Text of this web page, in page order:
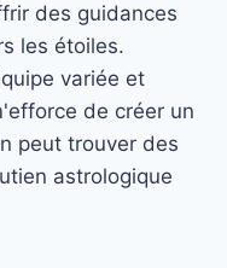
des guidances
les étoiles.
variée et
de créer un
peut trouver des
astrologique